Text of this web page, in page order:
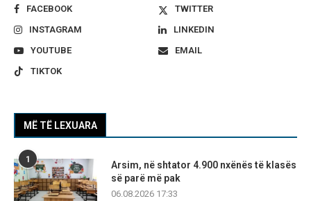
FACEBOOK
TWITTER
INSTAGRAM
LINKEDIN
YOUTUBE
EMAIL
TIKTOK
MË TË LEXUARA
1
Arsim, në shtator 4.900 nxënës të klasës
së parë më pak
06.08.2026 17:33